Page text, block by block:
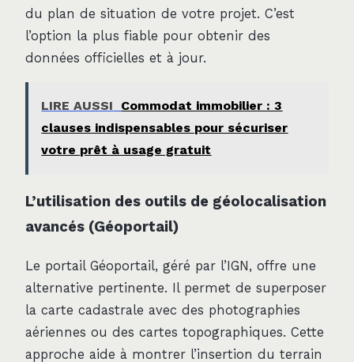
du plan de situation de votre projet. C’est
l’option la plus fiable pour obtenir des
données officielles et à jour.
LIRE AUSSI
Commodat immobilier : 3
clauses indispensables pour sécuriser
votre prêt à usage gratuit
L’utilisation des outils de géolocalisation
avancés (Géoportail)
Le portail Géoportail, géré par l’IGN, offre une
alternative pertinente. Il permet de superposer
la carte cadastrale avec des photographies
aériennes ou des cartes topographiques. Cette
approche aide à montrer l’insertion du terrain